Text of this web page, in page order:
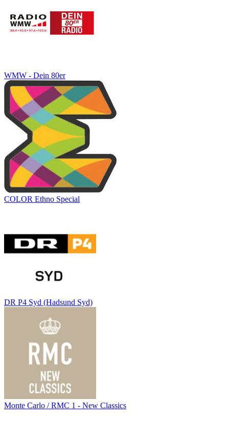
WMW - Dein 80er
COLOR Ethno Special
DR P4 Syd (Hadsund Syd)
Monte Carlo / RMC 1 - New Classics